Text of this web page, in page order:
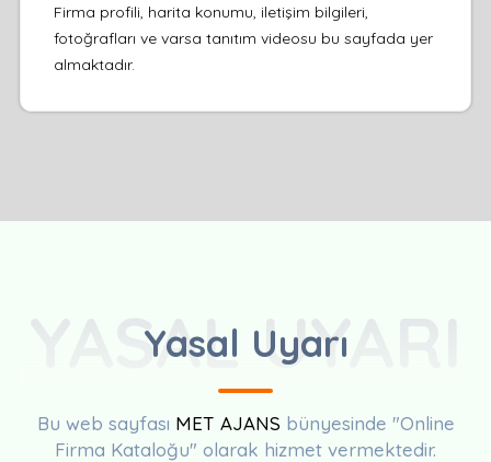
Firma profili, harita konumu, iletişim bilgileri,
fotoğrafları ve varsa tanıtım videosu bu sayfada yer
almaktadır.
Yasal Uyarı
YASAL UYARI
Bu web sayfası MET AJANS bünyesinde "Online
Firma Kataloğu" olarak hizmet vermektedir.